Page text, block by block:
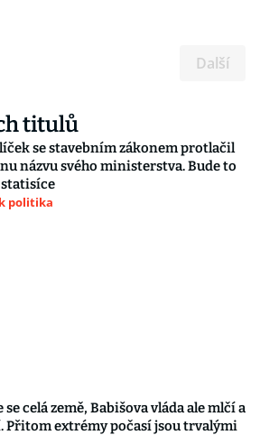
Další
titulů
se stavebním zákonem protlačil
názvu svého ministerstva. Bude to
politika
se celá země, Babišova vláda ale mlčí a
Přitom extrémy počasí jsou trvalými